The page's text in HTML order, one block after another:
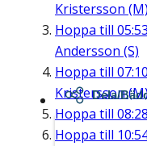
Kristersson (M)
Hoppa till 05:53
Andersson (S)
Hoppa till 07:10
Kristersson
Hoppa till 08:28
Hoppa till
Dela/